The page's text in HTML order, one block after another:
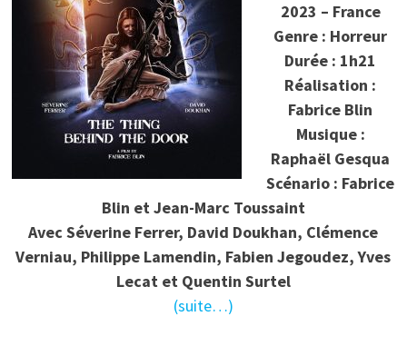
2023 – France
Genre : Horreur
Durée : 1h21
Réalisation :
Fabrice Blin
Musique :
Raphaël Gesqua
Scénario : Fabrice
Blin et Jean-Marc Toussaint
Avec Séverine Ferrer, David Doukhan, Clémence
Verniau, Philippe Lamendin, Fabien Jegoudez, Yves
Lecat et Quentin Surtel
(suite…)